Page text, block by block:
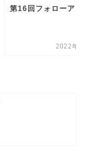
第16回フォローアッ
2022年9